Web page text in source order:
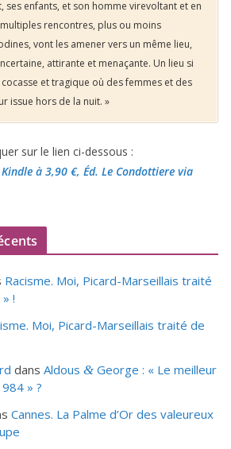
ses enfants, et son homme virevoltant et en
rencontres, plus ou moins
vont les amener vers un même lieu,
attirante et menaçante. Un lieu si
et tragique où des femmes et des
issue hors de la nuit. »
sur le lien ci-dessous :
à 3,90 €, Éd. Le Condottiere via
Racisme. Moi, Picard-Marseillais traité
!
Moi, Picard-Marseillais traité de
dans Aldous & George : « Le meilleur
» ?
Cannes. La Palme d’Or des valeureux